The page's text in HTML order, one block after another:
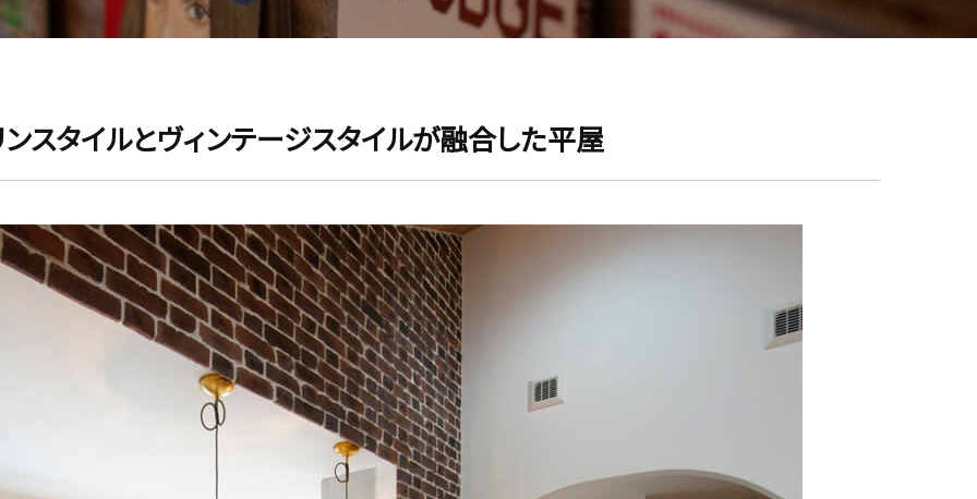
ンスタイルとヴィンテージスタイルが融合した平屋